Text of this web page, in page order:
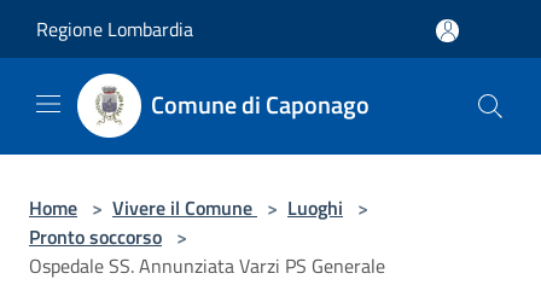
Regione Lombardia
Comune di Caponago
Home > Vivere il Comune > Luoghi >
Pronto soccorso >
Ospedale SS. Annunziata Varzi PS Generale